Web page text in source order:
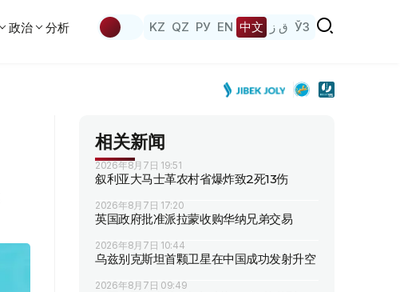
政治 分析 KZ QZ РУ EN 中文 ق ز ЎЗ
相关新闻
2026年8月7日 19:51
叙利亚大马士革农村省爆炸致2死13伤
2026年8月7日 17:20
英国政府批准派拉蒙收购华纳兄弟交易
2026年8月7日 10:44
乌兹别克斯坦首颗卫星在中国成功发射升空
2026年8月7日 09:49